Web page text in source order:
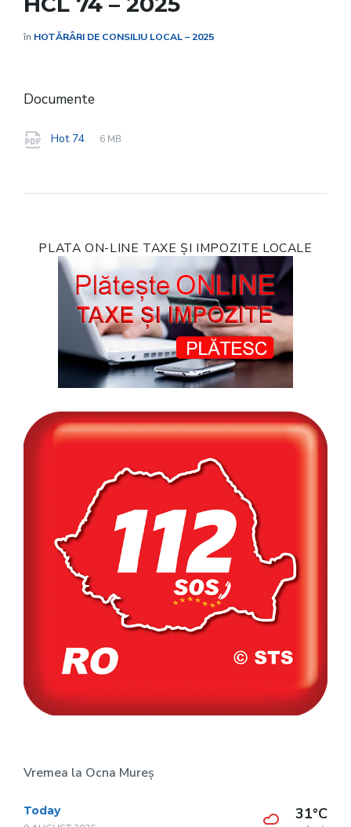
în HOTĂRÂRI DE CONSILIU LOCAL – 2025
Documente
Hot 74
File
pdf
File
6 MB
PLATA ON-LINE TAXE ȘI IMPOZITE LOCALE
Vremea la Ocna Mureș
Today 31°C